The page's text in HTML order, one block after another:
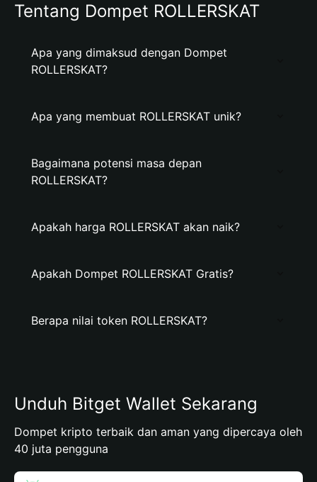
Tentang Dompet ROLLERSKAT
Apa yang dimaksud dengan Dompet
ROLLERSKAT?
Apa yang membuat ROLLERSKAT unik?
Bagaimana potensi masa depan
ROLLERSKAT?
Apakah harga ROLLERSKAT akan naik?
Apakah Dompet ROLLERSKAT Gratis?
Berapa nilai token ROLLERSKAT?
Unduh Bitget Wallet Sekarang
Dompet kripto terbaik dan aman yang dipercaya oleh
40 juta pengguna